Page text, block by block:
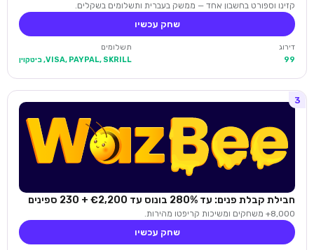
קזינו וספורט בחשבון אחד — ממשק בעברית ותשלומים בשקלים.
שחק עכשיו
דירוג
99
תשלומים
VISA, PAYPAL, SKRILL, ביטקוין
3
חבילת קבלת פנים: עד 280% בונוס עד €2,200 + 230 ספינים
8,000+ משחקים ומשיכות קריפטו מהירות.
שחק עכשיו